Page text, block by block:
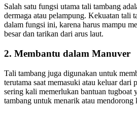
Salah satu fungsi utama tali tambang
dermaga atau pelampung. Kekuatan tali
dalam fungsi ini, karena harus mampu
besar dan tarikan dari arus laut.
2. Membantu dalam Manuver
Tali tambang juga digunakan untuk
terutama saat memasuki atau keluar dari
sering kali memerlukan bantuan tugboat
tambang untuk menarik atau mendorong